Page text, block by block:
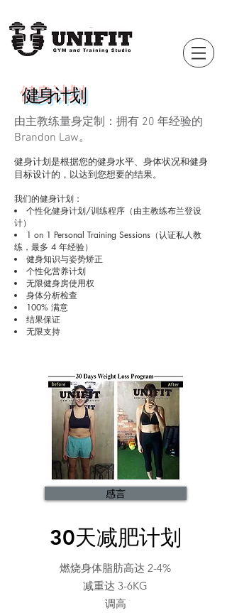
健身计划
由主教练量身定制：拥有 20 年经验的
Brandon Law。
健身计划是根据您的健身水平、身体状况和健身
目标设计的，以达到您想要的结果。
我们的健身计划：
个性化健身计划/训练程序（由主教练布兰登设
计）
1 on 1 Personal Training Sessions（认证私人教
练，最多 4 年经验）
健身知识与姿势矫正
个性化营养计划
无限健身房使用权
身体分析检查
100% 满意
结果保证
无限支持
感言
30天减肥计划
燃烧身体脂肪高达 2-4%
减重达 3-6KG
调高